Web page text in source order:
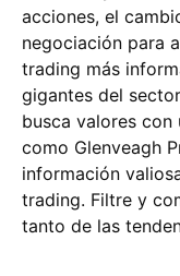
acciones, el
negociación para
trading más
gigantes del
busca valores
como Glenveagh
información
trading. Filtre y
tanto de las